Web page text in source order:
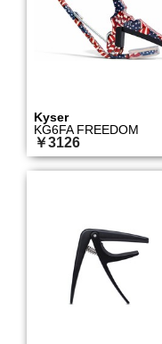
Kyser
KG6FA FREEDOM
￥3126